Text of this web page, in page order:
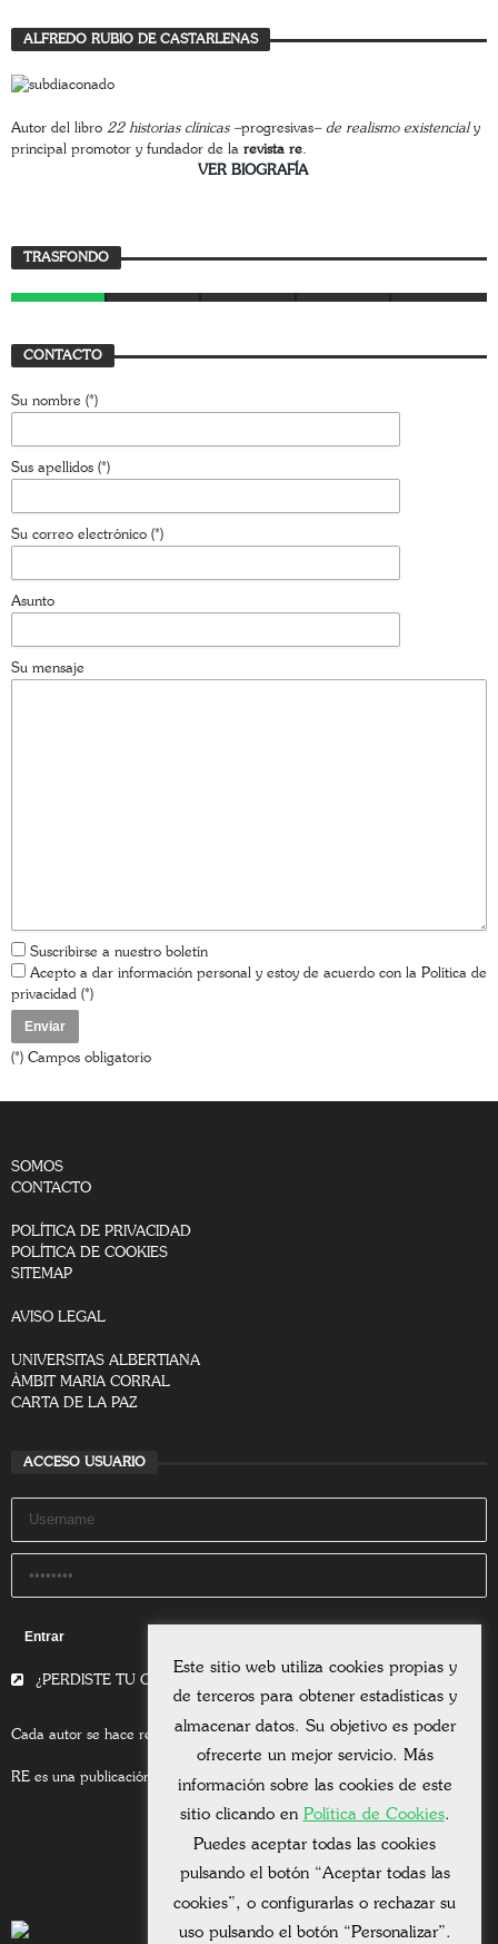
ALFREDO RUBIO DE CASTARLENAS
Autor del libro 22 historias clínicas –progresivas– de realismo existencialy
principal promotor y fundador de la revista re.
VER BIOGRAFÍA
TRASFONDO
JAVIER BUSTAMANTE
CONTACTO
Su nombre (*)
Sus apellidos (*)
Su correo electrónico (*)
Asunto
Su mensaje
Suscribirse a nuestro boletín
Acepto a dar información personal y estoy de acuerdo con la Política de
privacidad (*)
(*) Campos obligatorio
SOMOS
CONTACTO
POLÍTICA DE PRIVACIDAD
POLÍTICA DE COOKIES
SITEMAP
AVISO LEGAL
UNIVERSITAS ALBERTIANA
ÀMBIT MARIA CORRAL
CARTA DE LA PAZ
ACCESO USUARIO
¿PERDISTE TU CONTRASEÑA?
Cada autor se hace responsable del contenido de sus escritos.
RE es una publicación asociada a la Universitas Albertiana.
Este sitio web utiliza cookies propias y
de terceros para obtener estadísticas y
almacenar datos. Su objetivo es poder
ofrecerte un mejor servicio. Más
información sobre las cookies de este
sitio clicando en Política de Cookies.
Puedes aceptar todas las cookies
pulsando el botón “Aceptar todas las
cookies”, o configurarlas o rechazar su
uso pulsando el botón “Personalizar”.